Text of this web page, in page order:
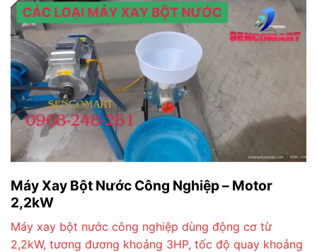
Máy Xay Bột Nước Công Nghiệp – Motor
2,2kW
Máy xay bột nước công nghiệp dùng động cơ từ
2,2kW, tương đương khoảng 3HP, tốc độ quay khoảng